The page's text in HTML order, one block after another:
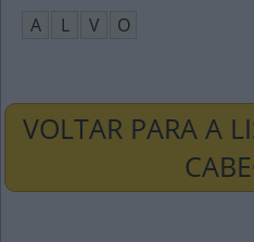
A
L V O
VOLTAR PARA A